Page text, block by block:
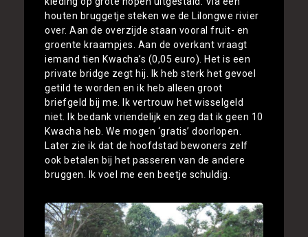
houten bruggetje steken we de Lilongwe rivier
over. Aan de overzijde staan vooral fruit- en
groente kraampjes. Aan de overkant vraagt
iemand tien Kwacha’s (0,05 euro). Het is een
private bridge zegt hij. Ik heb sterk het gevoel
getild te worden en ik heb alleen groot
briefgeld bij me. Ik vertrouw het wisselgeld
niet. Ik bedank vriendelijk en zeg dat ik geen 10
Kwacha heb. We mogen ‘gratis’ doorlopen.
Later zie ik dat de hoofdstad bewoners zelf
ook betalen bij het passeren van de andere
bruggen. Ik voel me een beetje schuldig.